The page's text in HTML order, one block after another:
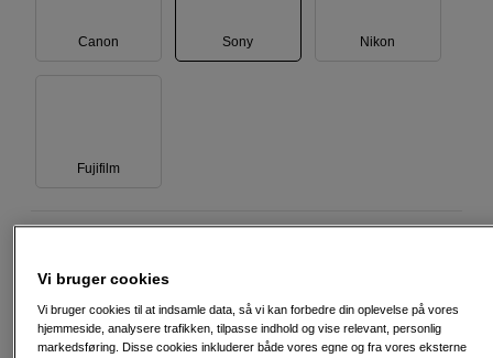
Canon Sony Nikon
Fujifilm
Læg i indkøbskurv
Vi bruger cookies
Vi bruger cookies til at indsamle data, så vi kan forbedre din oplevelse på vores
hjemmeside, analysere trafikken, tilpasse indhold og vise relevant, personlig
markedsføring. Disse cookies inkluderer både vores egne og fra vores eksterne